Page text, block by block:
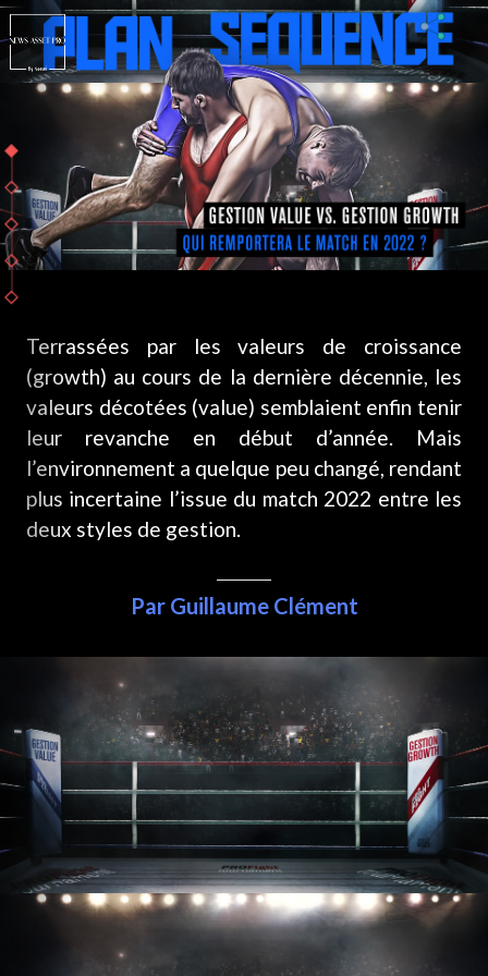
Terrassées par les valeurs de croissance
(growth) au cours de la dernière décennie, les
valeurs décotées (value) semblaient enfin tenir
leur revanche en début d’année. Mais
l’environnement a quelque peu changé, rendant
plus incertaine l’issue du match 2022 entre les
deux styles de gestion.
Par Guillaume Clément